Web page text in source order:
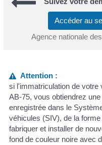
Accéder au
Agence nationale
Attention :
si l'immatriculation de votre
AB-75, vous obtiendrez
enregistrée dans le
véhicules (SIV), de la
fabriquer et installer de
fond de couleur noire avec